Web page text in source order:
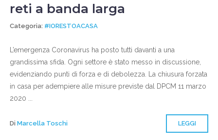
reti a banda larga
Categoria: #IORESTOACASA
L’emergenza Coronavirus ha posto tutti davanti a una
grandissima sfida. Ogni settore è stato messo in discussione,
evidenziando punti di forza e di debolezza. La chiusura forzata
in casa per adempiere alle misure previste dal DPCM 11 marzo
2020 ...
Di Marcella Toschi LEGGI